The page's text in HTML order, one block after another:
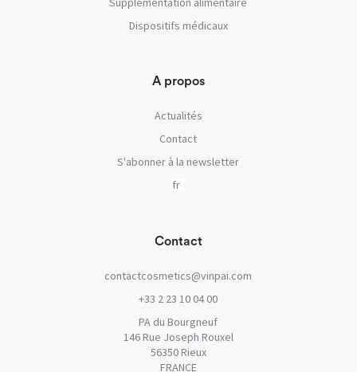
Dispositifs médicaux
A propos
Actualités
Contact
S'abonner à la newsletter
Contact
contactcosmetics@vinpai.com
+33 2 23 10 04 00
PA du Bourgneuf
146 Rue Joseph Rouxel
56350 Rieux
FRANCE